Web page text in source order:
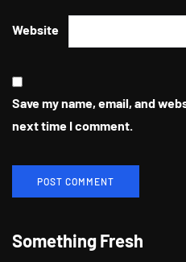
Website
Save my name, email, and
next time I comment.
Something FreshSetia,